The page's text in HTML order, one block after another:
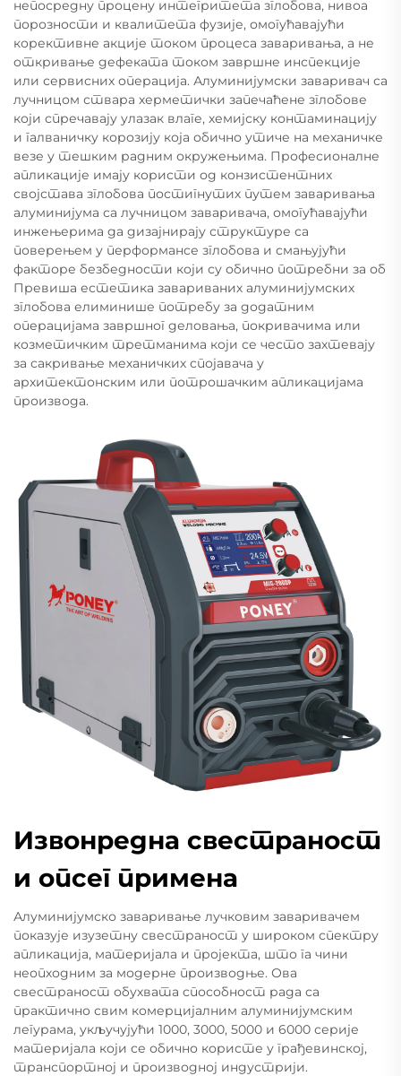
непосредну процену интегритета зглобова, нивоа
порозности и квалитета фузије, омогућавајући
корективне акције током процеса заваривања, а не
откривање дефеката током завршне инспекције
или сервисних операција. Алуминијумски заваривач са
лучницом ствара херметички запечаћене зглобове
који спречавају улазак влаге, хемијску контаминацију
и галваничку корозију која обично утиче на механичке
везе у тешким радним окружењима. Професионалне
апликације имају користи од конзистентних
својстава зглобова постигнутих путем заваривања
алуминијума са лучницом заваривача, омогућавајући
инжењерима да дизајнирају структуре са
поверењем у перформансе зглобова и смањујући
факторе безбедности који су обично потребни за об
Превиша естетика завариваних алуминијумских
зглобова елиминише потребу за додатним
операцијама завршног деловања, покривачима или
козметичким третманима који се често захтевају
за сакривање механичких спојавача у
архитектонским или потрошачким апликацијама
производа.
Извонредна свестраност
и опсег примена
Алуминијумско заваривање лучковим заваривачем
показује изузетну свестраност у широком спектру
апликација, материјала и пројекта, што га чини
неопходним за модерне производње. Ова
свестраност обухвата способност рада са
практично свим комерцијалним алуминијумским
легурама, укључујући 1000, 3000, 5000 и 6000 серије
материјала који се обично користе у грађевинској,
транспортној и производној индустрији.